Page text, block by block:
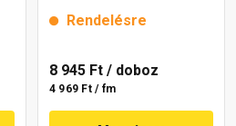
Rendelésre
8 945 Ft / doboz
4 969 Ft / fm